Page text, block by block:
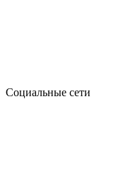
Социальные сети